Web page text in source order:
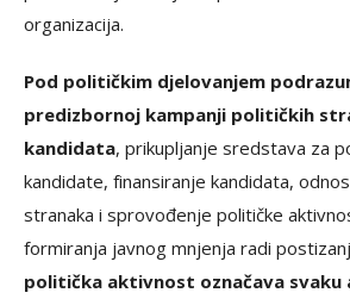
organizacija.
Pod političkim djelovanjem
predizbornoj kampanji političkih
kandidata, prikupljanje sredstava za
kandidate, finansiranje kandidata,
stranaka i sprovođenje političke
formiranja javnog mnjenja radi
politička aktivnost označava